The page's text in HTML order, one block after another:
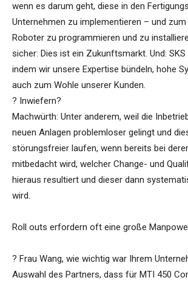
wenn es darum geht, diese in den
Unternehmen zu implementieren – und
Roboter zu programmieren und zu
sicher: Dies ist ein Zukunftsmarkt. Und:
indem wir unsere Expertise bündeln, hohe
auch zum Wohle unserer Kunden.
? Inwiefern?
Machwürth: Unter anderem, weil die
neuen Anlagen problemloser gelingt und
störungsfreier laufen, wenn bereits bei
mitbedacht wird, welcher Change- und
hieraus resultiert und dieser dann
wird.
Roll outs erfordern oft eine große
? Frau Wang, wie wichtig war Ihrem
Auswahl des Partners, dass für MTI 450